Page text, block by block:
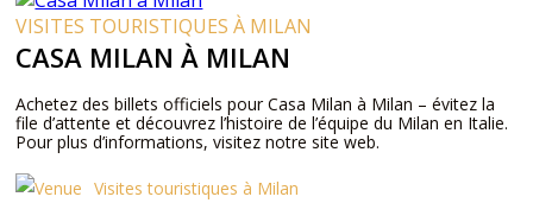
VISITES TOURISTIQUES À MILAN
CASA MILAN À MILAN
Achetez des billets officiels pour Casa Milan à Milan – évitez la
file d’attente et découvrez l’histoire de l’équipe du Milan en Italie.
Pour plus d’informations, visitez notre site web.
Visites touristiques à Milan